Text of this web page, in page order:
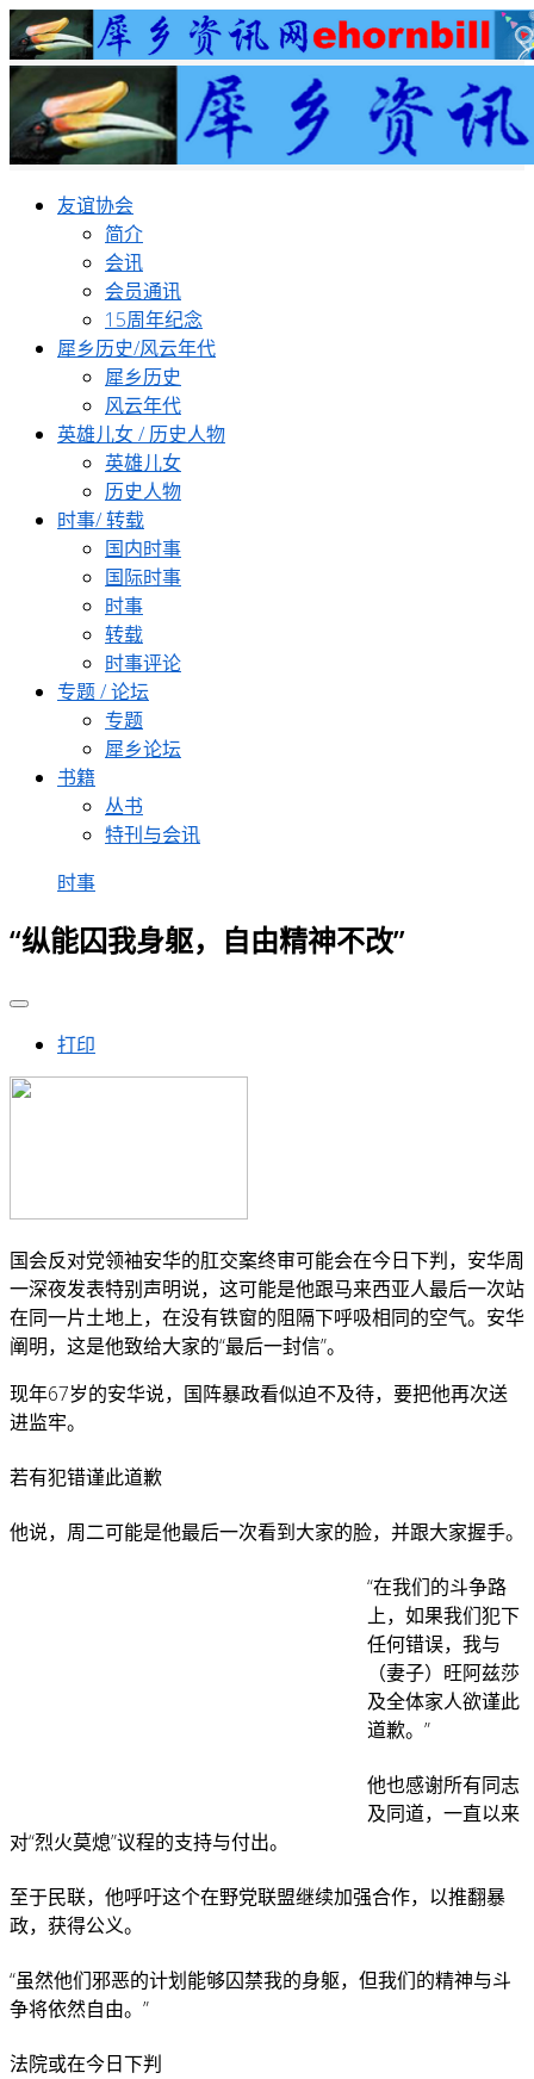
友谊协会
简介
会讯
会员通讯
15周年纪念
犀乡历史/风云年代
犀乡历史
风云年代
英雄儿女 / 历史人物
英雄儿女
历史人物
时事/ 转载
国内时事
国际时事
时事
转载
时事评论
专题 / 论坛
专题
犀乡论坛
书籍
丛书
特刊与会讯
时事
“纵能囚我身躯，自由精神不改”
打印
国会反对党领袖安华的肛交案终审可能会在今日下判，安华周
一深夜发表特别声明说，这可能是他跟马来西亚人最后一次站
在同一片土地上，在没有铁窗的阻隔下呼吸相同的空气。安华
阐明，这是他致给大家的“最后一封信”。
现年67岁的安华说，国阵暴政看似迫不及待，要把他再次送
进监牢。
若有犯错谨此道歉
他说，周二可能是他最后一次看到大家的脸，并跟大家握手。
“在我们的斗争路
上，如果我们犯下
任何错误，我与
（妻子）旺阿兹莎
及全体家人欲谨此
道歉。”
他也感谢所有同志
及同道，一直以来
对“烈火莫熄”议程的支持与付出。
至于民联，他呼吁这个在野党联盟继续加强合作，以推翻暴
政，获得公义。
“虽然他们邪恶的计划能够囚禁我的身躯，但我们的精神与斗
争将依然自由。”
法院或在今日下判